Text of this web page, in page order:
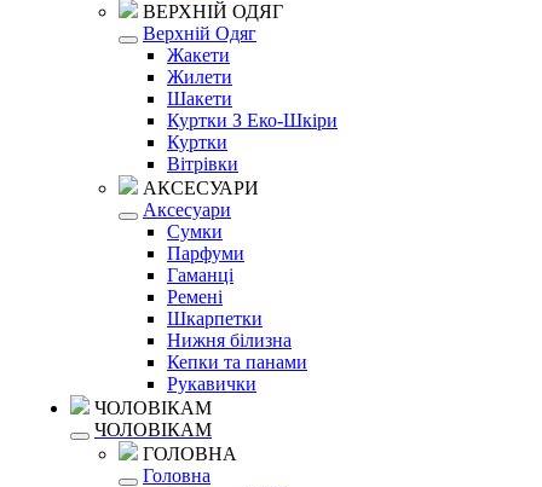
ВЕРХНІЙ ОДЯГ
Верхній Одяг
Жакети
Жилети
Шакети
Куртки З Еко-Шкіри
Куртки
Вітрівки
АКСЕСУАРИ
Аксесуари
Сумки
Парфуми
Гаманці
Ремені
Шкарпетки
Нижня білизна
Кепки та панами
Рукавички
ЧОЛОВІКАМ
ЧОЛОВІКАМ
ГОЛОВНА
Головна